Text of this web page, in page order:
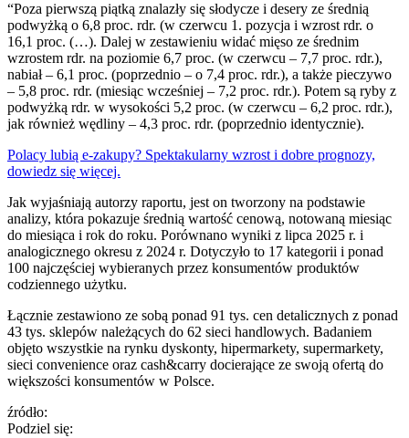
“Poza pierwszą piątką znalazły się słodycze i desery ze średnią
podwyżką o 6,8 proc. rdr. (w czerwcu 1. pozycja i wzrost rdr. o
16,1 proc. (…). Dalej w zestawieniu widać mięso ze średnim
wzrostem rdr. na poziomie 6,7 proc. (w czerwcu – 7,7 proc. rdr.),
nabiał – 6,1 proc. (poprzednio – o 7,4 proc. rdr.), a także pieczywo
– 5,8 proc. rdr. (miesiąc wcześniej – 7,2 proc. rdr.). Potem są ryby z
podwyżką rdr. w wysokości 5,2 proc. (w czerwcu – 6,2 proc. rdr.),
jak również wędliny – 4,3 proc. rdr. (poprzednio identycznie).
Polacy lubią e-zakupy? Spektakularny wzrost i dobre prognozy,
dowiedz się więcej.
Jak wyjaśniają autorzy raportu, jest on tworzony na podstawie
analizy, która pokazuje średnią wartość cenową, notowaną miesiąc
do miesiąca i rok do roku. Porównano wyniki z lipca 2025 r. i
analogicznego okresu z 2024 r. Dotyczyło to 17 kategorii i ponad
100 najczęściej wybieranych przez konsumentów produktów
codziennego użytku.
Łącznie zestawiono ze sobą ponad 91 tys. cen detalicznych z ponad
43 tys. sklepów należących do 62 sieci handlowych. Badaniem
objęto wszystkie na rynku dyskonty, hipermarkety, supermarkety,
sieci convenience oraz cash&carry docierające ze swoją ofertą do
większości konsumentów w Polsce.
źródło:
Podziel się: